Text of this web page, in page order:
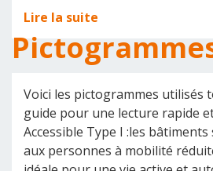
Lire la suite
Voici les pictogrammes utilisés
guide pour une lecture rapide
Accessible Type I :les bâtiments
aux personnes à mobilité